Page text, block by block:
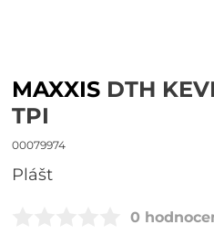
MAXXIS DTH
TPI
00079974
plášt
0